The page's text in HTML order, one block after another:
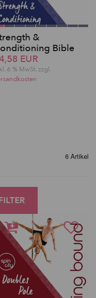
&
Bible
EUR
6 % MwSt. zzgl.
6 Artikel